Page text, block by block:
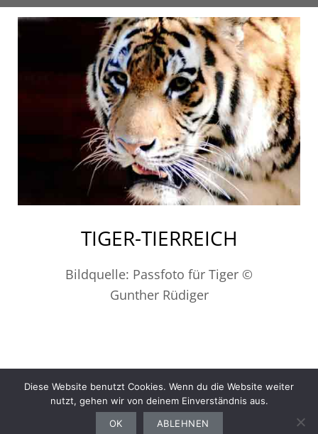
TIGER-TIERREICH
Bildquelle: Passfoto für Tiger ©
Gunther Rüdiger
Finanzen Ernährung Auto
Haushalt
Diese Website benutzt Cookies. Wenn du die Website weiter
nutzt, gehen wir von deinem Einverständnis aus.
OK
ABLEHNEN